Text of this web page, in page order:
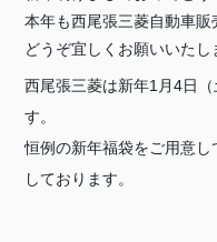
本年も西尾張三菱自動車販
どうぞ宜しくお願いいたし
西尾張三菱は新年1月4日
す。
恒例の新年福袋をご用意
しております。